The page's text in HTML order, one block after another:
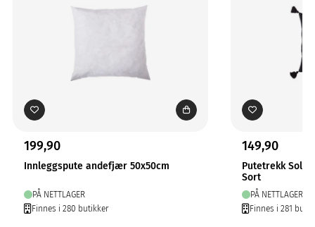
199,90
Innleggspute andefjær 50x50cm
PÅ NETTLAGER
Finnes i 280 butikker
149,90
Putetrekk Solo
Sort
PÅ NETTLAGER
Finnes i 281